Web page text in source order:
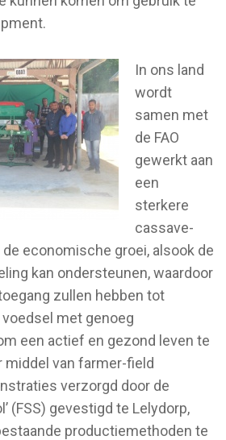
In ons land
wordt
samen met
de FAO
gewerkt aan
een
sterkere
cassave-
economische groei, alsook de
kan ondersteunen, waardoor
zullen hebben tot
met genoeg
een actief en gezond leven te
middel van farmer-field
verzorgd door de
(FSS) gevestigd te Lelydorp,
productiemethoden te